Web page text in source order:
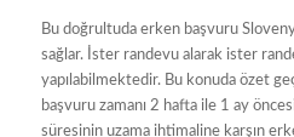
Bu doğrultuda erken başvuru
sağlar. İster randevu alarak ister
yapılabilmektedir. Bu konuda özet
başvuru zamanı 2 hafta ile 1 ay
süresinin uzama ihtimaline karşın